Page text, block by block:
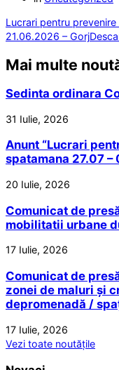
Lucrari pentru
21.06.2026 – Gorj
Mai multe
Sedinta ordinara
31 Iulie, 2026
Anunt “Lucrari
spatamana 27.07 –
20 Iulie, 2026
Comunicat de
mobilitatii urbane
17 Iulie, 2026
Comunicat de
zonei de maluri și
depromenadă /
17 Iulie, 2026
Vezi toate noutățile